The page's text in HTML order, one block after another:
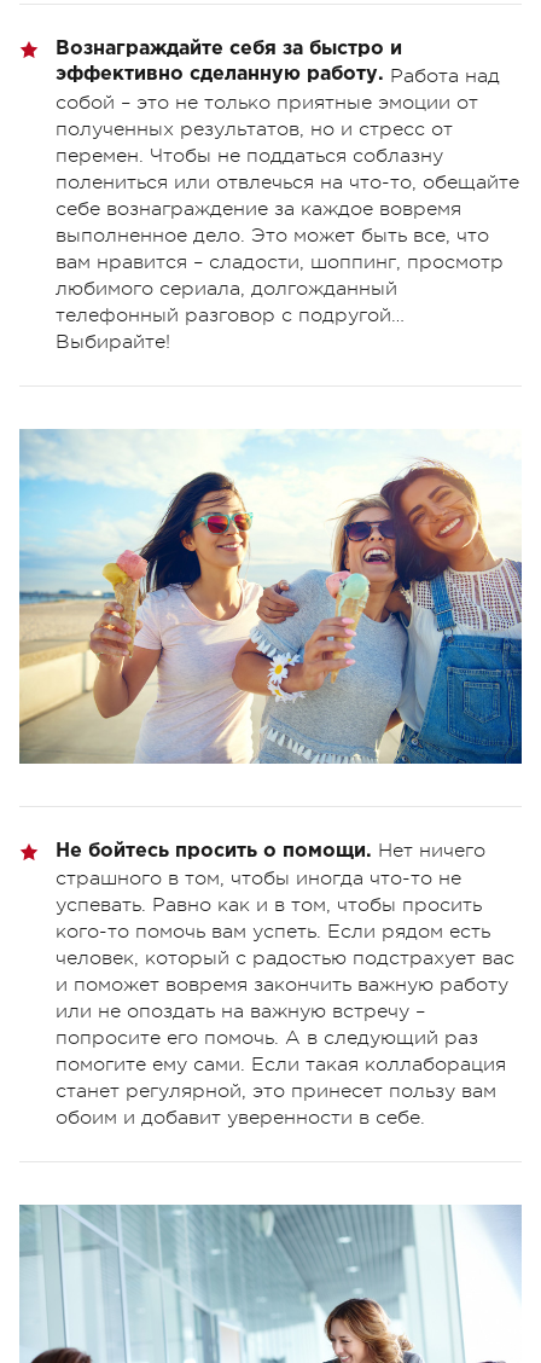
Вознаграждайте себя за быстро и
эффективно сделанную работу. Работа над
собой – это не только приятные эмоции от
полученных результатов, но и стресс от
перемен. Чтобы не поддаться соблазну
полениться или отвлечься на что-то, обещайте
себе вознаграждение за каждое вовремя
выполненное дело. Это может быть все, что
вам нравится – сладости, шоппинг, просмотр
любимого сериала, долгожданный
телефонный разговор с подругой…
Выбирайте!
Не бойтесь просить о помощи. Нет ничего
страшного в том, чтобы иногда что-то не
успевать. Равно как и в том, чтобы просить
кого-то помочь вам успеть. Если рядом есть
человек, который с радостью подстрахует вас
и поможет вовремя закончить важную работу
или не опоздать на важную встречу –
попросите его помочь. А в следующий раз
помогите ему сами. Если такая коллаборация
станет регулярной, это принесет пользу вам
обоим и добавит уверенности в себе.